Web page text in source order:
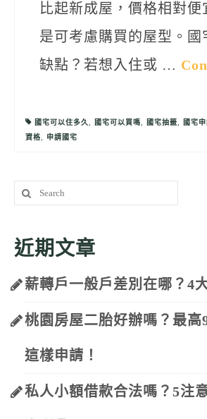
比起新成屋，價格相對便
是可考慮購買的屋型。國
缺點？若想入住或 …
國宅可以住多久, 國宅可以買嗎, 國宅抽籤, 國宅
資格, 申請國宅
Search
for:
近期文章
薪轉戶一般戶差別在哪？4
桃園房屋二胎好辦嗎？最高
這樣申請！
私人小額借款合法嗎？5注